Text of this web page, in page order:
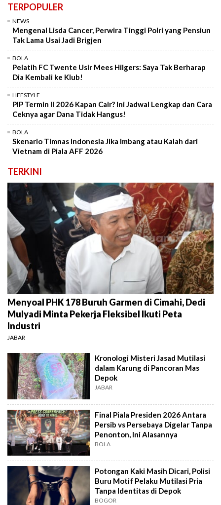
TERPOPULER
NEWS
Mengenal Lisda Cancer, Perwira Tinggi Polri yang Pensiun
Tak Lama Usai Jadi Brigjen
BOLA
Pelatih FC Twente Usir Mees Hilgers: Saya Tak Berharap
Dia Kembali ke Klub!
LIFESTYLE
PIP Termin II 2026 Kapan Cair? Ini Jadwal Lengkap dan Cara
Ceknya agar Dana Tidak Hangus!
BOLA
Skenario Timnas Indonesia Jika Imbang atau Kalah dari
Vietnam di Piala AFF 2026
TERKINI
Menyoal PHK 178 Buruh Garmen di Cimahi, Dedi
Mulyadi Minta Pekerja Fleksibel Ikuti Peta
Industri
JABAR
Kronologi Misteri Jasad Mutilasi
dalam Karung di Pancoran Mas
Depok
JABAR
Final Piala Presiden 2026 Antara
Persib vs Persebaya Digelar Tanpa
Penonton, Ini Alasannya
BOLA
Potongan Kaki Masih Dicari, Polisi
Buru Motif Pelaku Mutilasi Pria
Tanpa Identitas di Depok
BOGOR